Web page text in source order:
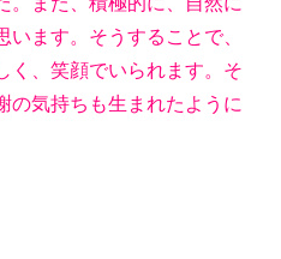
ます。そうすることで、
く、笑顔でいられます。そ
の気持ちも生まれたように